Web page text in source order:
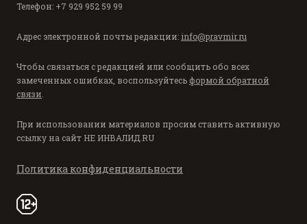
Телефон: +7 929 952 59 99
Адрес электронной почты редакции: info@pravmir.ru
Чтобы связаться с редакцией или сообщить обо всех
замеченных ошибках, воспользуйтесь формой обратной
связи
При использовании материалов просим ставить активную
ссылку на сайт НЕ ИНВАЛИД.RU
Политика конфиденциальности